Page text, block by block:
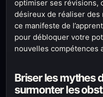
optimiser ses révisions,
désireux de réaliser des
ce manifeste de
pour débloquer votre
nouvelles compétences
Briser les mythes
surmonter les